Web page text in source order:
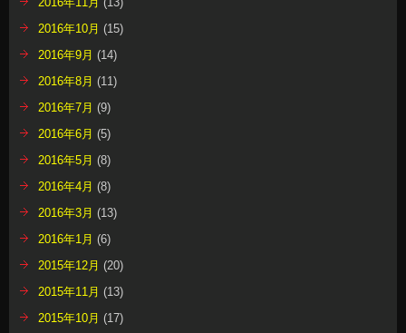
2016年10月 (15)
2016年9月 (14)
2016年8月 (11)
2016年7月 (9)
2016年6月 (5)
2016年5月 (8)
2016年4月 (8)
2016年3月 (13)
2016年1月 (6)
2015年12月 (20)
2015年11月 (13)
2015年10月 (17)